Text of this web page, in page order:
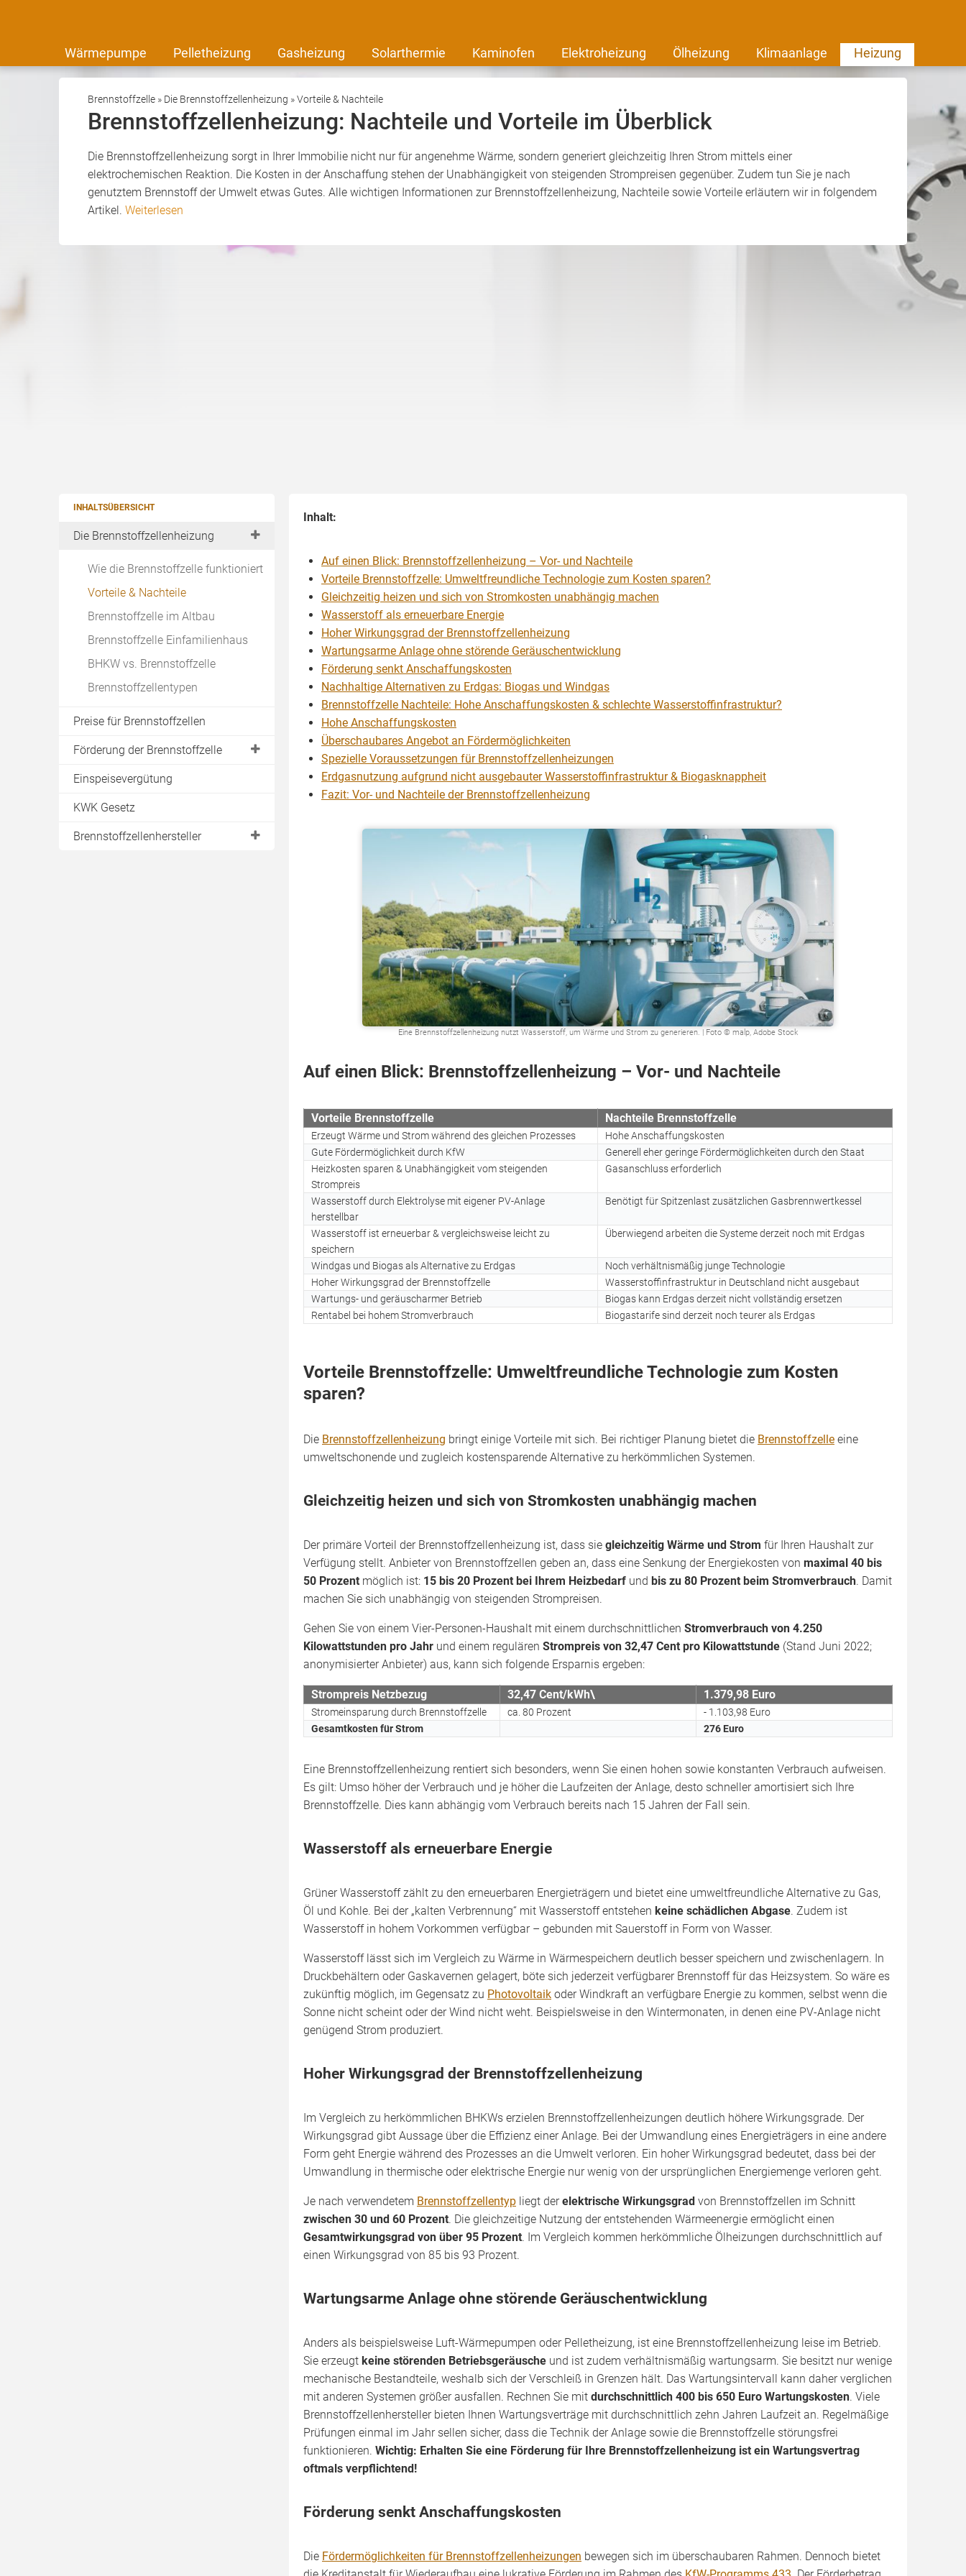
Wärmepumpe Pelletheizung Gasheizung Solarthermie Kaminofen Elektroheizung Ölheizung Klimaanlage Heizung
Brennstoffzelle » Die Brennstoffzellenheizung »Vorteile & Nachteile
Brennstoffzellenheizung: Nachteile und Vorteile im Überblick
Die Brennstoffzellenheizung sorgt in Ihrer Immobilie nicht nur für angenehme Wärme, sondern generiert gleichzeitig Ihren Strom mittels einer
elektrochemischen Reaktion. Die Kosten in der Anschaffung stehen der Unabhängigkeit von steigenden Strompreisen gegenüber. Zudem tun Sie je nach
genutztem Brennstoff der Umwelt etwas Gutes. Alle wichtigen Informationen zur Brennstoffzellenheizung, Nachteile sowie Vorteile erläutern wir in folgendem
Artikel. Weiterlesen
INHALTSÜBERSICHT
Die Brennstoffzellenheizung
Wie die Brennstoffzelle funktioniert
Vorteile & Nachteile
Brennstoffzelle im Altbau
Brennstoffzelle Einfamilienhaus
BHKW vs. Brennstoffzelle
Brennstoffzellentypen
Preise für Brennstoffzellen
Förderung der Brennstoffzelle
KfW Förderung 433
BAFA Zuschuss
Einspeisevergütung
KWK Gesetz
Brennstoffzellenhersteller
Inhalt:
Auf einen Blick: Brennstoffzellenheizung – Vor- und Nachteile
Vorteile Brennstoffzelle: Umweltfreundliche Technologie zum Kosten sparen?
Gleichzeitig heizen und sich von Stromkosten unabhängig machen
Wasserstoff als erneuerbare Energie
Hoher Wirkungsgrad der Brennstoffzellenheizung
Wartungsarme Anlage ohne störende Geräuschentwicklung
Förderung senkt Anschaffungskosten
Nachhaltige Alternativen zu Erdgas: Biogas und Windgas
Brennstoffzelle Nachteile: Hohe Anschaffungskosten & schlechte Wasserstoffinfrastruktur?
Hohe Anschaffungskosten
Überschaubares Angebot an Fördermöglichkeiten
Spezielle Voraussetzungen für Brennstoffzellenheizungen
Erdgasnutzung aufgrund nicht ausgebauter Wasserstoffinfrastruktur & Biogasknappheit
Fazit: Vor- und Nachteile der Brennstoffzellenheizung
Eine Brennstoffzellenheizung nutzt Wasserstoff, um Wärme und Strom zu generieren. | Foto © malp, Adobe Stock
Auf einen Blick: Brennstoffzellenheizung – Vor- und Nachteile
Vorteile Brennstoffzelle Nachteile Brennstoffzelle
Erzeugt Wärme und Strom während des gleichen Prozesses
Hohe Anschaffungskosten
Gute Fördermöglichkeit durch KfW
Generell eher geringe Fördermöglichkeiten durch den Staat
Heizkosten sparen & Unabhängigkeit vom steigenden
Strompreis
Gasanschluss erforderlich
Wasserstoff durch Elektrolyse mit eigener PV-Anlage
herstellbar
Benötigt für Spitzenlast zusätzlichen Gasbrennwertkessel
Wasserstoff ist erneuerbar & vergleichsweise leicht zu
speichern
Überwiegend arbeiten die Systeme derzeit noch mit Erdgas
Windgas und Biogas als Alternative zu Erdgas
Noch verhältnismäßig junge Technologie
Hoher Wirkungsgrad der Brennstoffzelle
Wasserstoffinfrastruktur in Deutschland nicht ausgebaut
Wartungs- und geräuscharmer Betrieb
Biogas kann Erdgas derzeit nicht vollständig ersetzen
Rentabel bei hohem Stromverbrauch
Biogastarife sind derzeit noch teurer als Erdgas
Vorteile Brennstoffzelle: Umweltfreundliche Technologie zum Kosten
sparen?
Die Brennstoffzellenheizung bringt einige Vorteile mit sich. Bei richtiger Planung bietet die Brennstoffzelle eine
umweltschonende und zugleich kostensparende Alternative zu herkömmlichen Systemen.
Gleichzeitig heizen und sich von Stromkosten unabhängig machen
Der primäre Vorteil der Brennstoffzellenheizung ist, dass sie gleichzeitig Wärme und Strom für Ihren Haushalt zur
Verfügung stellt. Anbieter von Brennstoffzellen geben an, dass eine Senkung der Energiekosten von maximal 40 bis
50 Prozent möglich ist: 15 bis 20 Prozent bei Ihrem Heizbedarf und bis zu 80 Prozent beim Stromverbrauch. Damit
machen Sie sich unabhängig von steigenden Strompreisen.
Gehen Sie von einem Vier-Personen-Haushalt mit einem durchschnittlichen Stromverbrauch von 4.250
Kilowattstunden pro Jahr und einem regulären Strompreis von 32,47 Cent pro Kilowattstunde (Stand Juni 2022;
anonymisierter Anbieter) aus, kann sich folgende Ersparnis ergeben:
Strompreis Netzbezug 32,47 Cent/kWh\ 1.379,98 Euro
Stromeinsparung durch Brennstoffzelle ca. 80 Prozent
- 1.103,98 Euro
Gesamtkosten für Strom
276 Euro
Eine Brennstoffzellenheizung rentiert sich besonders, wenn Sie einen hohen sowie konstanten Verbrauch aufweisen.
Es gilt: Umso höher der Verbrauch und je höher die Laufzeiten der Anlage, desto schneller amortisiert sich Ihre
Brennstoffzelle. Dies kann abhängig vom Verbrauch bereits nach 15 Jahren der Fall sein.
Wasserstoff als erneuerbare Energie
Grüner Wasserstoff zählt zu den erneuerbaren Energieträgern und bietet eine umweltfreundliche Alternative zu Gas,
Öl und Kohle. Bei der „kalten Verbrennung“ mit Wasserstoff entstehen keine schädlichen Abgase. Zudem ist
Wasserstoff in hohem Vorkommen verfügbar – gebunden mit Sauerstoff in Form von Wasser.
Wasserstoff lässt sich im Vergleich zu Wärme in Wärmespeichern deutlich besser speichern und zwischenlagern. In
Druckbehältern oder Gaskavernen gelagert, böte sich jederzeit verfügbarer Brennstoff für das Heizsystem. So wäre es
zukünftig möglich, im Gegensatz zu Photovoltaik oder Windkraft an verfügbare Energie zu kommen, selbst wenn die
Sonne nicht scheint oder der Wind nicht weht. Beispielsweise in den Wintermonaten, in denen eine PV-Anlage nicht
genügend Strom produziert.
Hoher Wirkungsgrad der Brennstoffzellenheizung
Im Vergleich zu herkömmlichen BHKWs erzielen Brennstoffzellenheizungen deutlich höhere Wirkungsgrade. Der
Wirkungsgrad gibt Aussage über die Effizienz einer Anlage. Bei der Umwandlung eines Energieträgers in eine andere
Form geht Energie während des Prozesses an die Umwelt verloren. Ein hoher Wirkungsgrad bedeutet, dass bei der
Umwandlung in thermische oder elektrische Energie nur wenig von der ursprünglichen Energiemenge verloren geht.
Je nach verwendetem Brennstoffzellentyp liegt derelektrische Wirkungsgrad von Brennstoffzellen im Schnitt
zwischen 30 und 60 Prozent. Die gleichzeitige Nutzung der entstehenden Wärmeenergie ermöglicht einen
Gesamtwirkungsgrad von über 95 Prozent. Im Vergleich kommen herkömmliche Ölheizungen durchschnittlich auf
einen Wirkungsgrad von 85 bis 93 Prozent.
Wartungsarme Anlage ohne störende Geräuschentwicklung
Anders als beispielsweise Luft-Wärmepumpen oder Pelletheizung, ist eine Brennstoffzellenheizung leise im Betrieb.
Sie erzeugt keine störenden Betriebsgeräusche und ist zudem verhältnismäßig wartungsarm. Sie besitzt nur wenige
mechanische Bestandteile, weshalb sich der Verschleiß in Grenzen hält. Das Wartungsintervall kann daher verglichen
mit anderen Systemen größer ausfallen. Rechnen Sie mit durchschnittlich 400 bis 650 Euro Wartungskosten. Viele
Brennstoffzellenhersteller bieten Ihnen Wartungsverträge mit durchschnittlich zehn Jahren Laufzeit an. Regelmäßige
Prüfungen einmal im Jahr sellen sicher, dass die Technik der Anlage sowie die Brennstoffzelle störungsfrei
funktionieren. Wichtig: Erhalten Sie eine Förderung für Ihre Brennstoffzellenheizung ist ein Wartungsvertrag
oftmals verpflichtend!
Förderung senkt Anschaffungskosten
Die Fördermöglichkeiten für Brennstoffzellenheizungen bewegen sich im überschaubaren Rahmen. Dennoch bietet